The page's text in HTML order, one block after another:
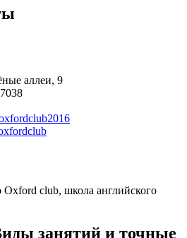
аллеи, 9
Oxford club, школа английского
занятий и точные